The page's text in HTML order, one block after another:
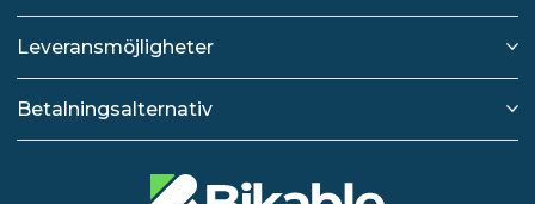
Leveransmöjligheter
Betalningsalternativ